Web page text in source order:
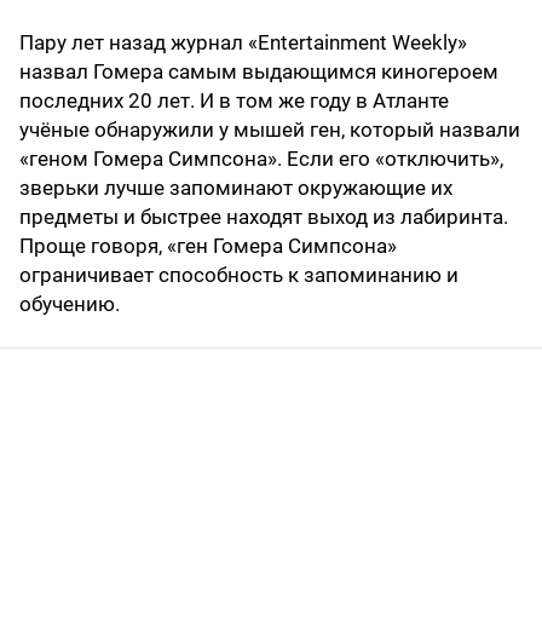
Пару лет назад журнал «Entertainment Weekly»
назвал Гомера самым выдающимся киногероем
последних 20 лет. И в том же году в Атланте
учёные обнаружили у мышей ген, который назвали
«геном Гомера Симпсона». Если его «отключить»,
зверьки лучше запоминают окружающие их
предметы и быстрее находят выход из лабиринта.
Проще говоря, «ген Гомера Симпсона»
ограничивает способность к запоминанию и
обучению.